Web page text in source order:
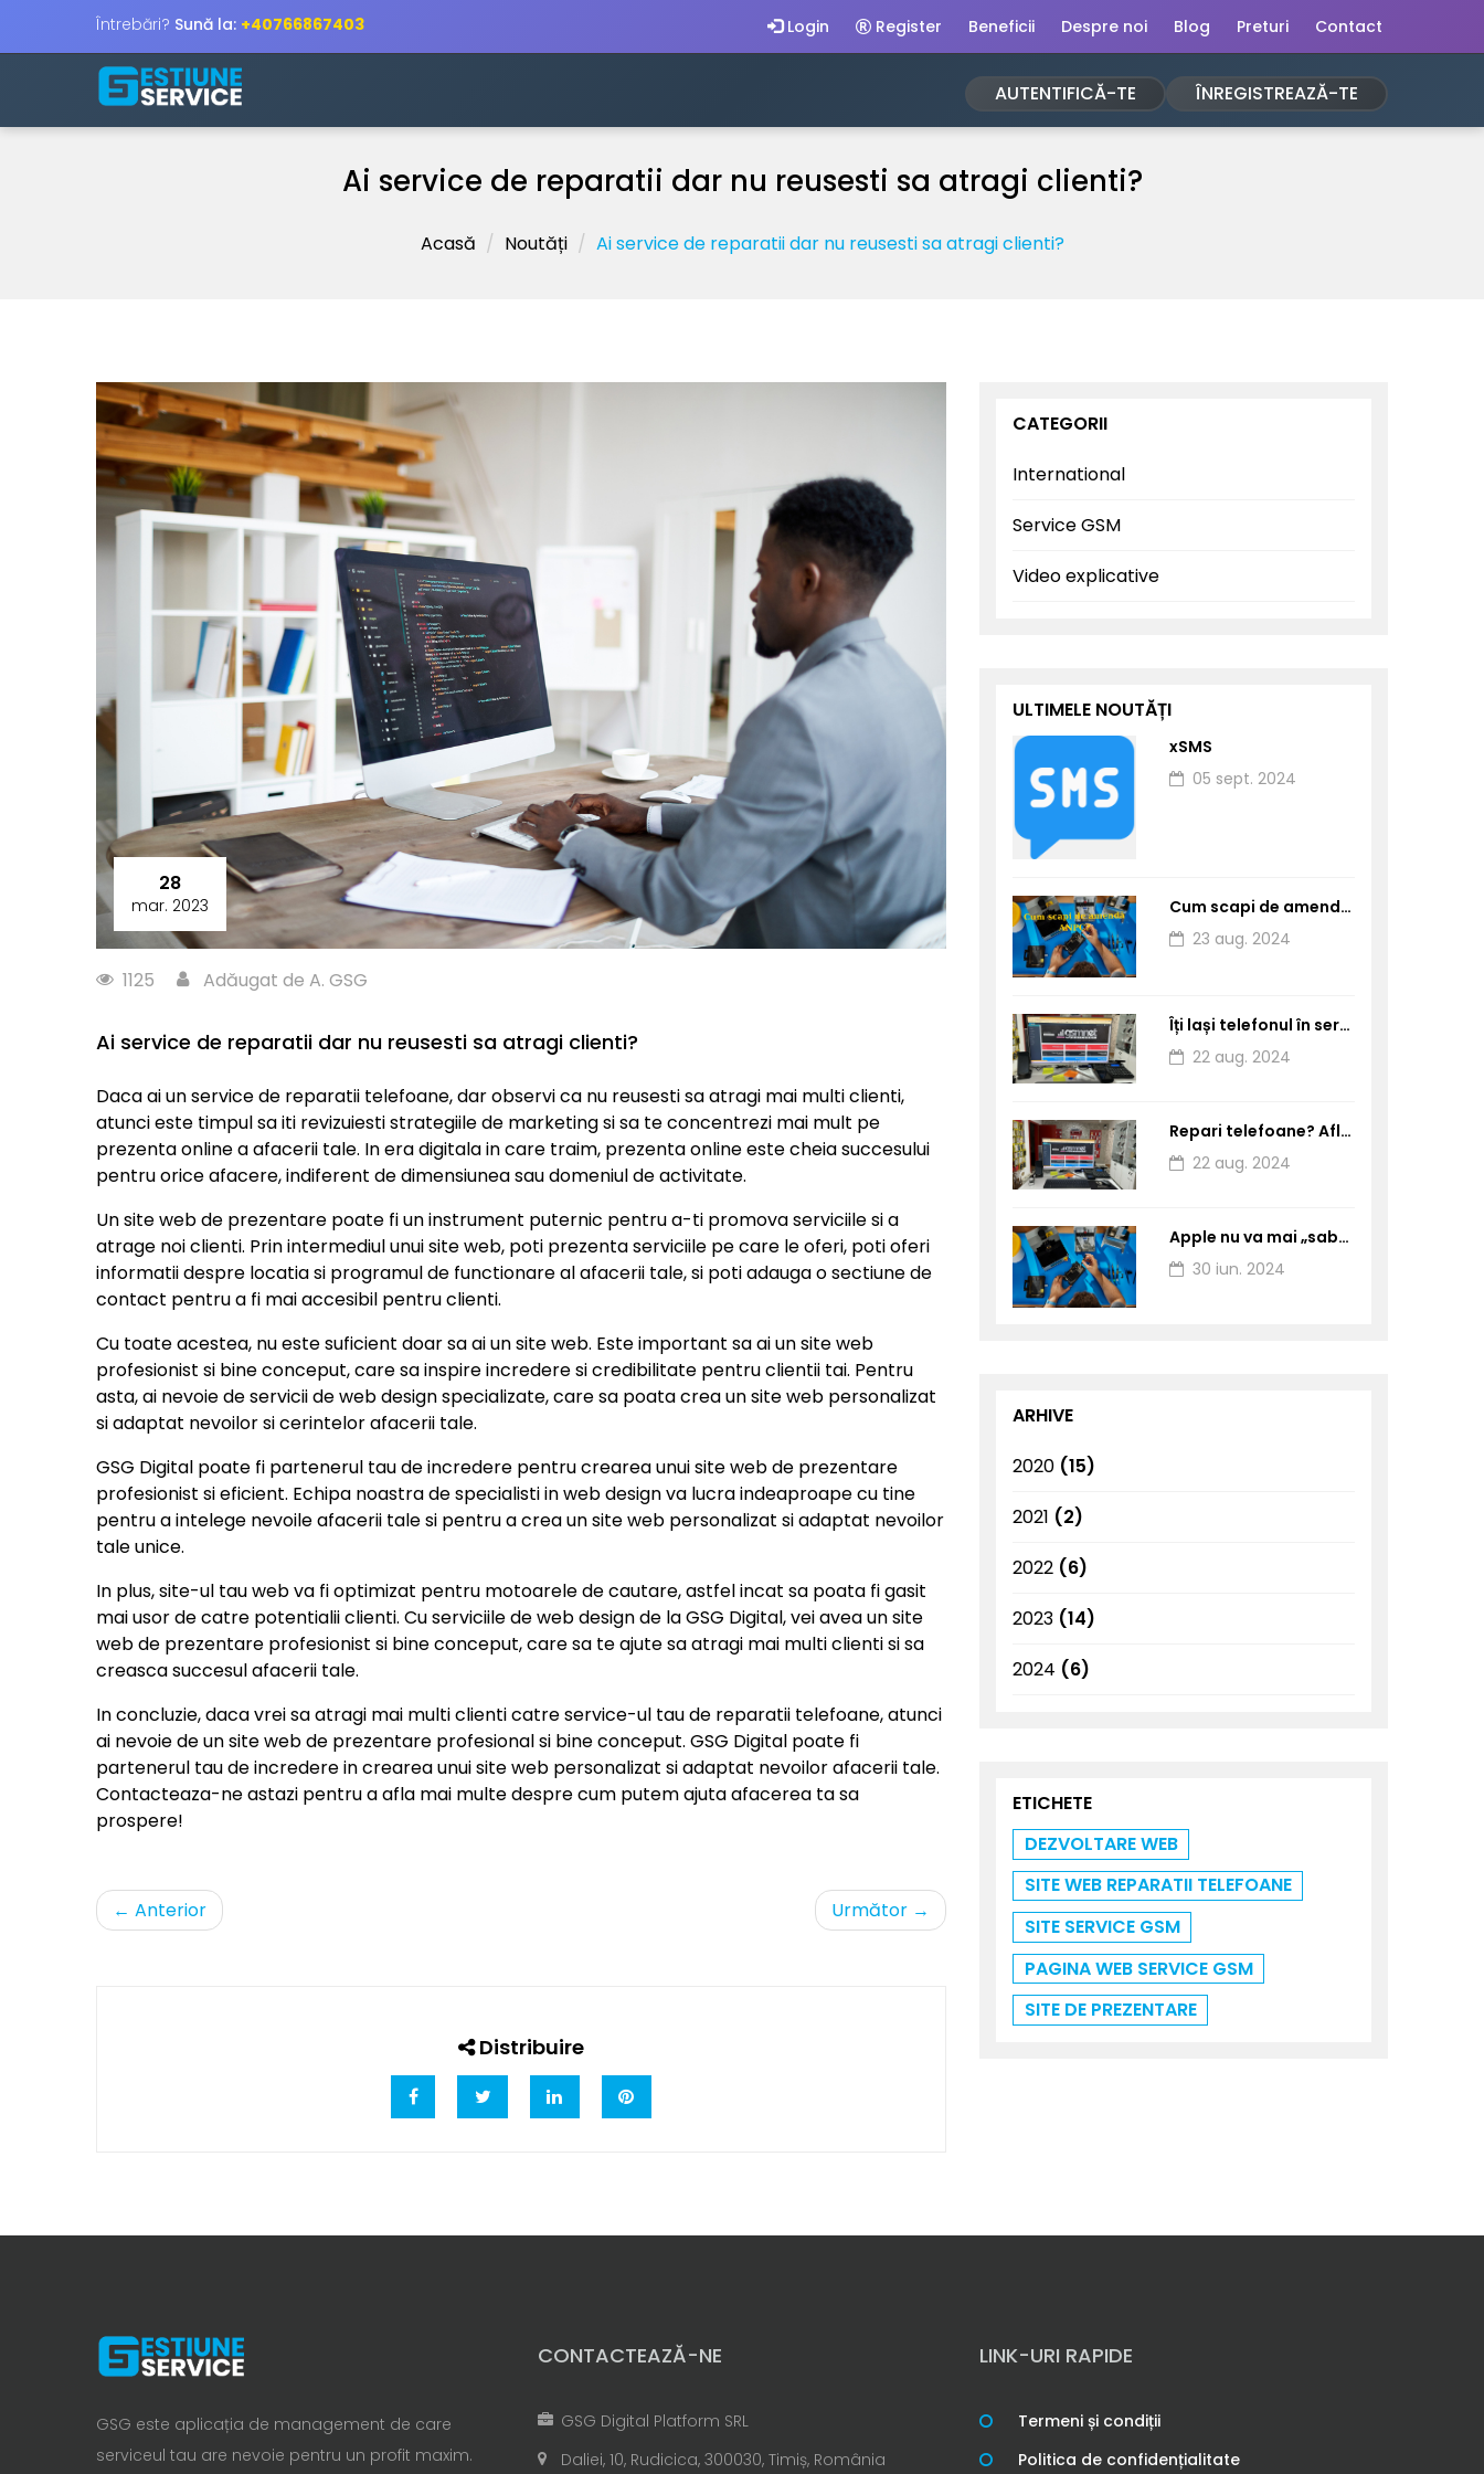
Întrebări? Sună la: +40766867403 Login Register Beneficii Despre noi Blog Preturi Contact
AUTENTIFICĂ-TE ÎNREGISTREAZĂ-TE
Ai service de reparatii dar nu reusesti sa atragi clienti?
Acasă Noutăți Ai service de reparatii dar nu reusesti sa atragi clienti?
28
mar. 2023
1125 Adăugat de A. GSG
Ai service de reparatii dar nu reusesti sa atragi clienti?
Daca ai un service de reparatii telefoane, dar observi ca nu reusesti sa atragi mai multi clienti,
atunci este timpul sa iti revizuiesti strategiile de marketing si sa te concentrezi mai mult pe
prezenta online a afacerii tale. In era digitala in care traim, prezenta online este cheia succesului
pentru orice afacere, indiferent de dimensiunea sau domeniul de activitate.
Un site web de prezentare poate fi un instrument puternic pentru a-ti promova serviciile si a
atrage noi clienti. Prin intermediul unui site web, poti prezenta serviciile pe care le oferi, poti oferi
informatii despre locatia si programul de functionare al afacerii tale, si poti adauga o sectiune de
contact pentru a fi mai accesibil pentru clienti.
Cu toate acestea, nu este suficient doar sa ai un site web. Este important sa ai un site web
profesionist si bine conceput, care sa inspire incredere si credibilitate pentru clientii tai. Pentru
asta, ai nevoie de servicii de web design specializate, care sa poata crea un site web personalizat
si adaptat nevoilor si cerintelor afacerii tale.
GSG Digital poate fi partenerul tau de incredere pentru crearea unui site web de prezentare
profesionist si eficient. Echipa noastra de specialisti in web design va lucra indeaproape cu tine
pentru a intelege nevoile afacerii tale si pentru a crea un site web personalizat si adaptat nevoilor
tale unice.
In plus, site-ul tau web va fi optimizat pentru motoarele de cautare, astfel incat sa poata fi gasit
mai usor de catre potentialii clienti. Cu serviciile de web design de la GSG Digital, vei avea un site
web de prezentare profesionist si bine conceput, care sa te ajute sa atragi mai multi clienti si sa
creasca succesul afacerii tale.
In concluzie, daca vrei sa atragi mai multi clienti catre service-ul tau de reparatii telefoane, atunci
ai nevoie de un site web de prezentare profesional si bine conceput. GSG Digital poate fi
partenerul tau de incredere in crearea unui site web personalizat si adaptat nevoilor afacerii tale.
Contacteaza-ne astazi pentru a afla mai multe despre cum putem ajuta afacerea ta sa
prospere!
← Anterior Următor →
Distribuire
CATEGORII
International
Service GSM
Video explicative
ULTIMELE NOUTĂȚI
xSMS
05 sept. 2024
Cum scapi de amendă ANPC dacă ai service de telefoane?
23 aug. 2024
Îți lași telefonul în service? Trebuie să primești obligatoriu PVIS!
22 aug. 2024
Repari telefoane? Află de ce este important sa faci PVIS
22 aug. 2024
Apple nu va mai „sabota” iPhone-urile reparate la serviceuri independente
30 iun. 2024
ARHIVE
2020 (15)
2021 (2)
2022 (6)
2023 (14)
2024 (6)
ETICHETE
DEZVOLTARE WEB
SITE WEB REPARATII TELEFOANE
SITE SERVICE GSM
PAGINA WEB SERVICE GSM
SITE DE PREZENTARE
GSG este aplicația de management de care
serviceul tau are nevoie pentru un profit maxim.
CONTACTEAZĂ-NE
GSG Digital Platform SRL
Daliei, 10, Rudicica, 300030, Timiș, România
LINK-URI RAPIDE
Termeni și condiții
Politica de confidențialitate